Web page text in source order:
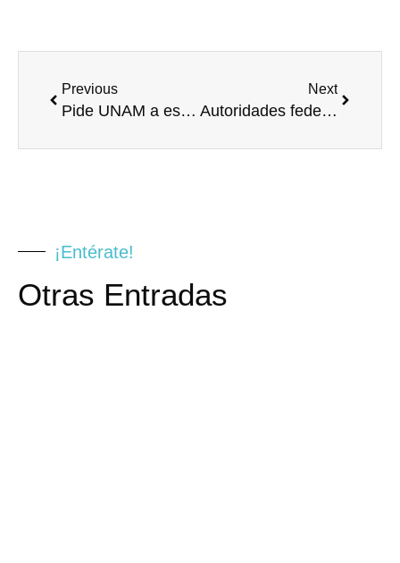
Previous
Pide UNAM a estudiantes protegerse de las enfermedades respiratorias de regreso a clases
Next
Autoridades federales y estatales detienen a 11 personas vinculadas con homicidios en el Estado de México de bandas delictivas
¡Entérate!
Otras Entradas